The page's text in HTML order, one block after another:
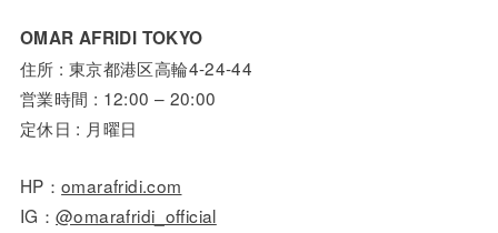
OMAR AFRIDI TOKYO
住所 : 東京都港区高輪4-24-44
営業時間 : 12:00 – 20:00
定休日 : 月曜日
HP：omarafridi.com
IG：@omarafridi_official